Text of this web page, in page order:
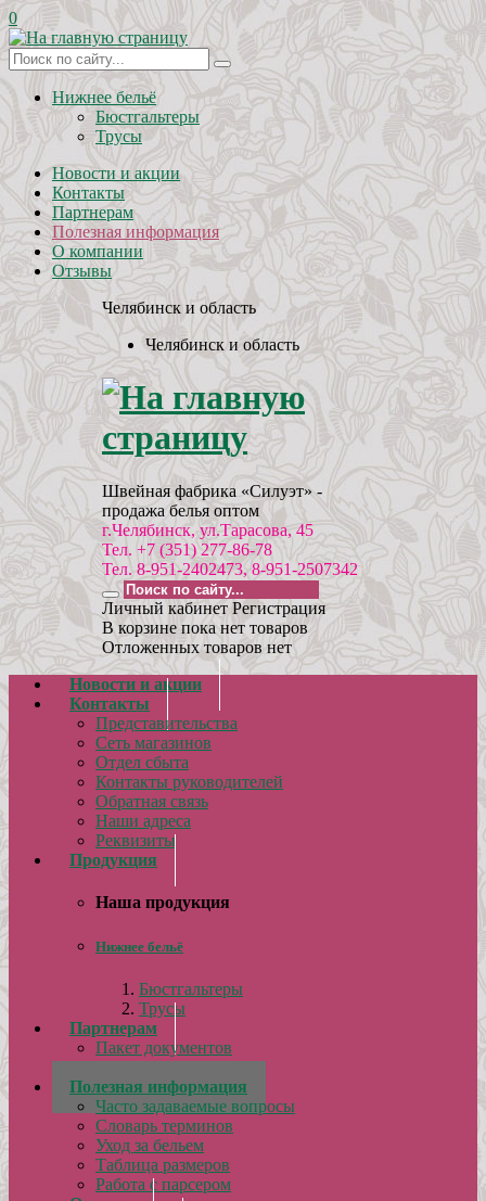
0
Нижнее бельё
Бюстгальтеры
Трусы
Новости и акции
Контакты
Партнерам
Полезная информация
О компании
Отзывы
Челябинск и область
Челябинск и область
Швейная фабрика «Силуэт» -
продажа белья оптом
г.Челябинск, ул.Тарасова, 45
Тел. +7 (351) 277-86-78
Тел. 8-951-2402473, 8-951-2507342
Личный кабинет Регистрация
В корзине пока нет товаров
Отложенных товаров нет
Новости и акции
Контакты
Представительства
Сеть магазинов
Отдел сбыта
Контакты руководителей
Обратная связь
Наши адреса
Реквизиты
Продукция
Наша продукция
Нижнее бельё
Бюстгальтеры
Трусы
Партнерам
Пакет документов
Полезная информация
Часто задаваемые вопросы
Словарь терминов
Уход за бельем
Таблица размеров
Работа с парсером